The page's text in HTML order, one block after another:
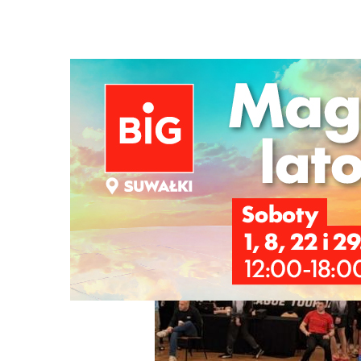
Ścieżka
nawigacyjna
Strona główna
Medale Berserker's
SPORT 02/02/2026 /0 Komentarzy
Medale Berserker's Team Suwałki w